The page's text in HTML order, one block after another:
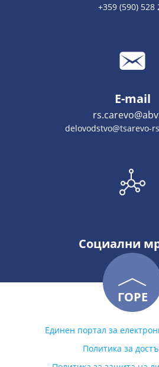
+359 (590) 528
E-mail
delovodstvo@tsarevo-
Социални
ГОРЕ
Единен портал за
Политика за